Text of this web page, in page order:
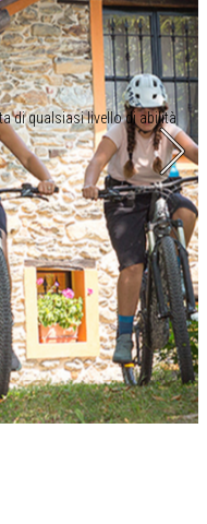
di qualsiasi livello di abilità